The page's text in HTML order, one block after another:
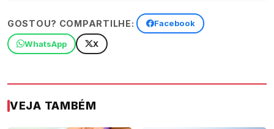
GOSTOU? COMPARTILHE: Facebook
WhatsApp X
VEJA TAMBÉM